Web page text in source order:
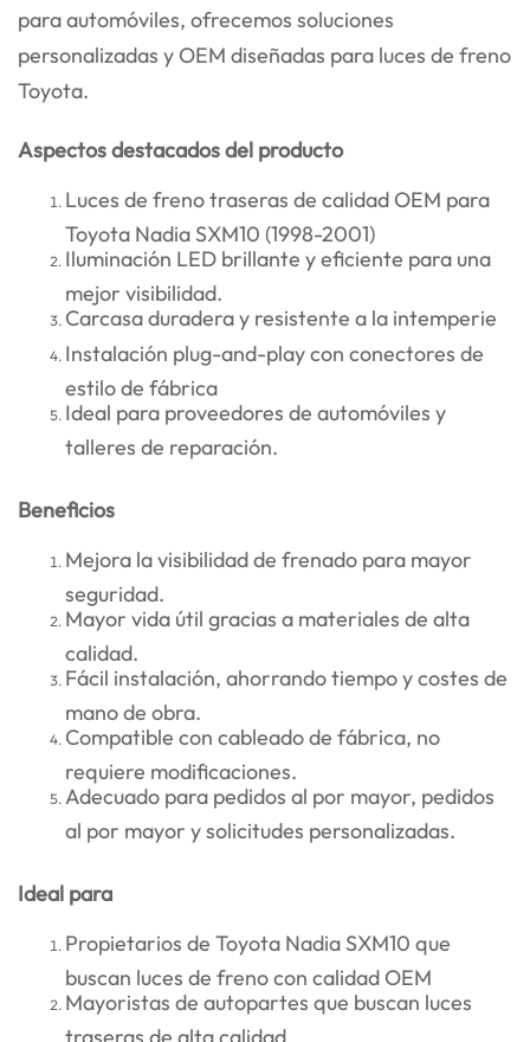
para automóviles, ofrecemos soluciones
personalizadas y OEM diseñadas para luces de freno
Toyota.
Aspectos destacados del producto
Luces de freno traseras de calidad OEM para
Toyota Nadia SXM10 (1998-2001)
Iluminación LED brillante y eficiente para una
mejor visibilidad.
Carcasa duradera y resistente a la intemperie
Instalación plug-and-play con conectores de
estilo de fábrica
Ideal para proveedores de automóviles y
talleres de reparación.
Beneficios
Mejora la visibilidad de frenado para mayor
seguridad.
Mayor vida útil gracias a materiales de alta
calidad.
Fácil instalación, ahorrando tiempo y costes de
mano de obra.
Compatible con cableado de fábrica, no
requiere modificaciones.
Adecuado para pedidos al por mayor, pedidos
al por mayor y solicitudes personalizadas.
Ideal para
Propietarios de Toyota Nadia SXM10 que
buscan luces de freno con calidad OEM
Mayoristas de autopartes que buscan luces
traseras de alta calidad